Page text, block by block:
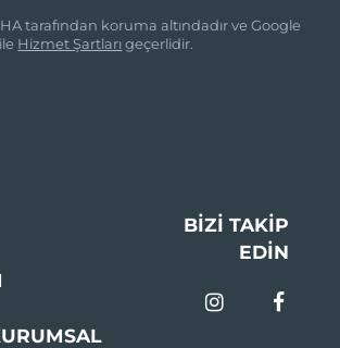
tarafından koruma altındadır ve Google
ile Hizmet Şartlarıgeçerlidir.
Geçi̇n
BIZI TAKIP
EDIN